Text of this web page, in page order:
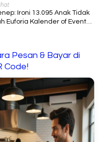
Ironi 13.095 Anak Tidak
Euforia Kalender of Event
Pesan & Bayar di
Code!